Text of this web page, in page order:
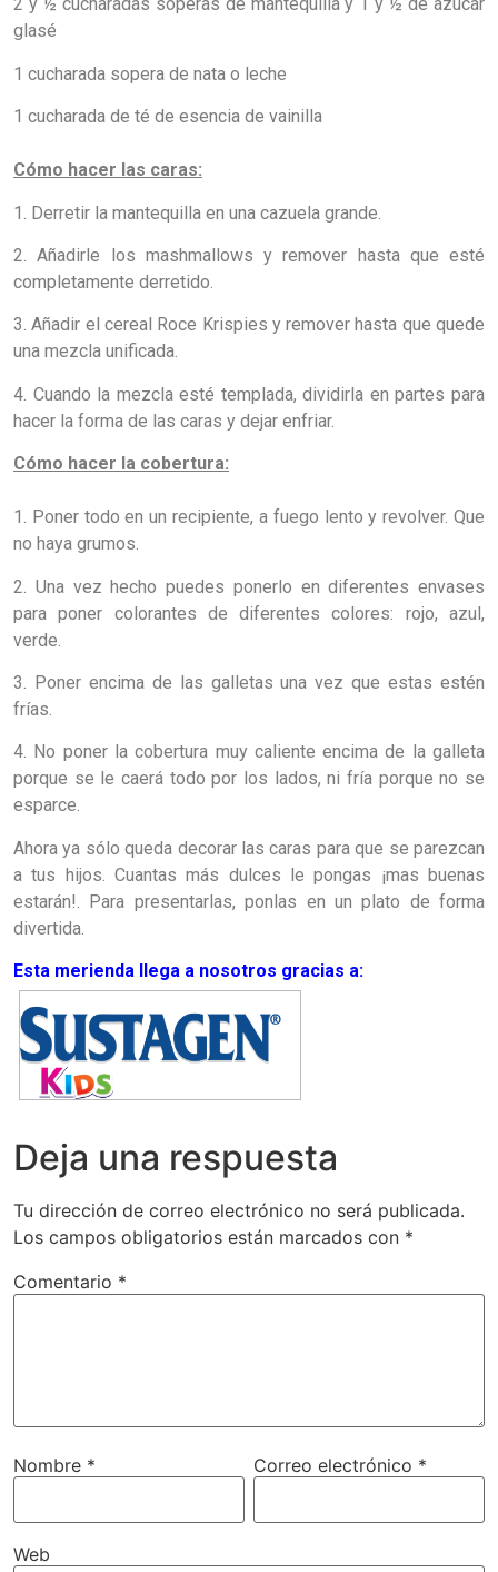
2 y ½ cucharadas soperas de mantequilla y 1 y ½ de azúcar
glasé
1 cucharada sopera de nata o leche
1 cucharada de té de esencia de vainilla
Cómo hacer las caras:
1. Derretir la mantequilla en una cazuela grande.
2. Añadirle los mashmallows y remover hasta que esté
completamente derretido.
3. Añadir el cereal Roce Krispies y remover hasta que quede
una mezcla unificada.
4. Cuando la mezcla esté templada, dividirla en partes para
hacer la forma de las caras y dejar enfriar.
Cómo hacer la cobertura:
1. Poner todo en un recipiente, a fuego lento y revolver. Que
no haya grumos.
2. Una vez hecho puedes ponerlo en diferentes envases
para poner colorantes de diferentes colores: rojo, azul,
verde.
3. Poner encima de las galletas una vez que estas estén
frías.
4. No poner la cobertura muy caliente encima de la galleta
porque se le caerá todo por los lados, ni fría porque no se
esparce.
Ahora ya sólo queda decorar las caras para que se parezcan
a tus hijos. Cuantas más dulces le pongas ¡mas buenas
estarán!. Para presentarlas, ponlas en un plato de forma
divertida.
Esta merienda llega a nosotros gracias a:
Deja una respuesta
Tu dirección de correo electrónico no será publicada.
Los campos obligatorios están marcados con *
Comentario *
Nombre * Correo electrónico *
Web